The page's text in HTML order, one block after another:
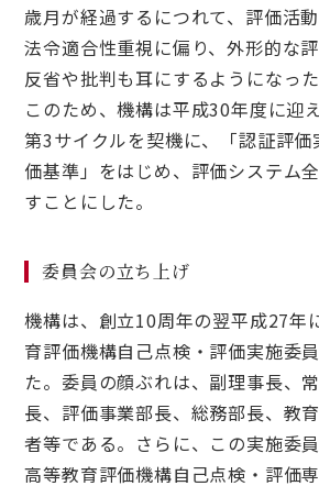
歳月が経過するにつれて、評価活
法令適合性重視に偏り、外形的な
反省や批判も耳にするようになった
このため、機構は平成30年度に迎
第3サイクルを契機に、「認証評
価基準」をはじめ、評価システム
すことにした。
委員会の立ち上げ
機構は、創立10周年の翌平成27年
育評価機構自己点検・評価実施委
た。委員の顔ぶれは、副理事長、
長、評価事業部長、総務部長、教
者等である。さらに、この実施委
高等教育評価機構自己点検・評価